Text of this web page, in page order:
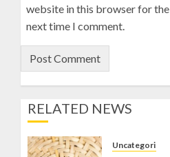
website in this browser for the
next time I comment.
RELATED NEWS
Uncategorized